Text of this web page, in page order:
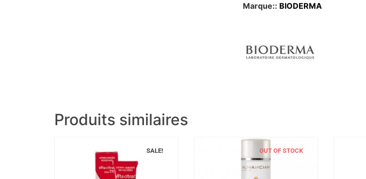
Marque:: BIODERMA
Produits similaires
SALE! OUT OF STOCK